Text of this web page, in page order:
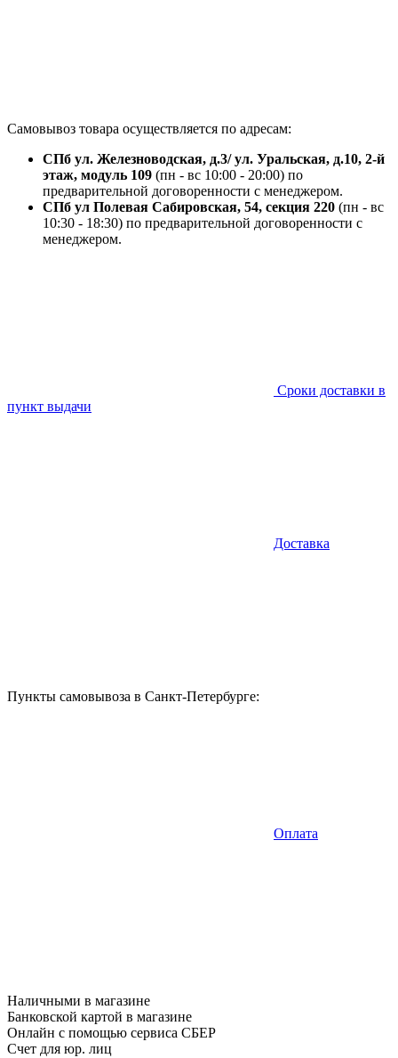
Самовывоз товара осуществляется по адресам:
СПб ул. Железноводская, д.3/ ул. Уральская, д.10, 2-й
этаж, модуль 109 (пн - вс 10:00 - 20:00) по
предварительной договоренности с менеджером.
СПб ул Полевая Сабировская, 54, секция 220 (пн - вс
10:30 - 18:30) по предварительной договоренности с
менеджером.
Сроки доставки в
пункт выдачи
Доставка
Пункты самовывоза в Санкт-Петербурге:
Оплата
Наличными в магазине
Банковской картой в магазине
Онлайн с помощью сервиса СБЕР
Счет для юр. лиц